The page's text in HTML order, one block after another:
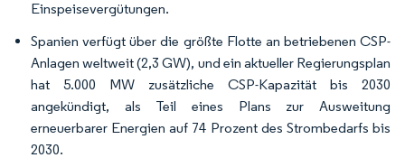
Einspeisevergütungen.
Spanien verfügt über die größte Flotte an betriebenen CSP-
Anlagen weltweit (2,3 GW), und ein aktueller Regierungsplan
hat 5.000 MW zusätzliche CSP-Kapazität bis 2030
angekündigt, als Teil eines Plans zur Ausweitung
erneuerbarer Energien auf 74 Prozent des Strombedarfs bis
2030.